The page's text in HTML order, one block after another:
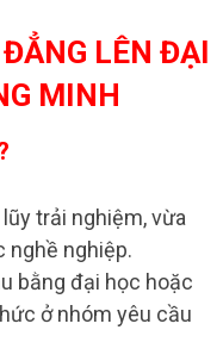
LÊN ĐẠI
MINH
trải nghiệm, vừa
nghề nghiệp.
bằng đại học hoặc
ở nhóm yêu cầu